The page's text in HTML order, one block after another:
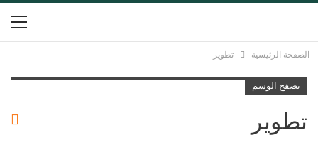
الصفحة الرئيسية تطوير
تصفح الوسم
تطوير